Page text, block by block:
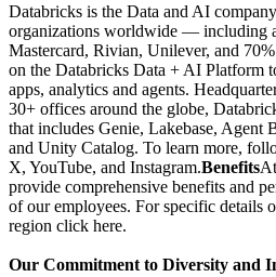
Databricks is the Data and AI
organizations worldwide — including
Mastercard, Rivian, Unilever, and
on the Databricks Data + AI Platform
apps, analytics and agents.
30+ offices around the globe,
that includes Genie, Lakebase, Agent
and Unity Catalog. To learn more,
X, YouTube, and Instagram.Benefits
provide comprehensive benefits and
of our employees. For specific details
region click here.
Our Commitment to Diversity and